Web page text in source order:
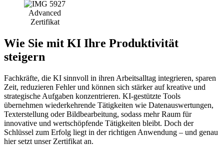
Advanced
Zertifikat
Wie Sie mit KI Ihre Produktivität
steigern
Fachkräfte, die KI sinnvoll in ihren Arbeitsalltag integrieren, sparen
Zeit, reduzieren Fehler und können sich stärker auf kreative und
strategische Aufgaben konzentrieren. KI-gestützte Tools
übernehmen wiederkehrende Tätigkeiten wie Datenauswertungen,
Texterstellung oder Bildbearbeitung, sodass mehr Raum für
innovative und wertschöpfende Tätigkeiten bleibt. Doch der
Schlüssel zum Erfolg liegt in der richtigen Anwendung – und genau
hier setzt unser Zertifikat an.